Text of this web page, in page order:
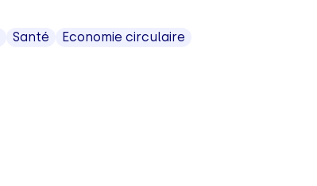
Santé Economie circulaire